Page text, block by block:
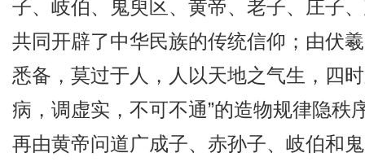
子、岐伯、鬼臾区、黄帝、老子、庄子
共同开辟了中华民族的传统信仰；由伏
悉备，莫过于人，人以天地之气生，四
病，调虚实，不可不通”的造物规律隐
再由黄帝问道广成子、赤孙子、岐伯和